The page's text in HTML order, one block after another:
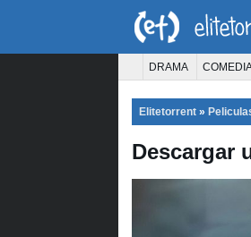
DRAMA
Elitetorrent »
Descargar